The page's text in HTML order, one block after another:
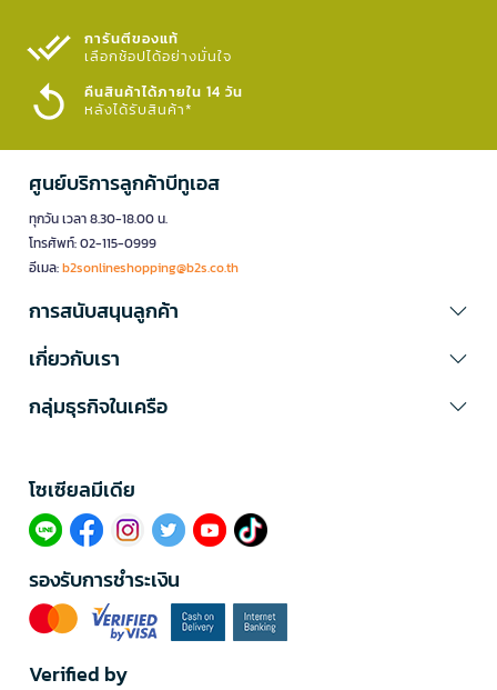
การันตีของแท้
เลือกช้อปได้อย่างมั่นใจ​
คืนสินค้าได้ภายใน 14 วัน
หลังได้รับสินค้า*
ศูนย์บริการลูกค้าบีทูเอส
ทุกวัน เวลา 8.30-18.00 น.
โทรศัพท์: 02-115-0999
อีเมล:b2sonlineshopping@b2s.co.th
การสนับสนุนลูกค้า
เกี่ยวกับเรา
กลุ่มธุรกิจในเครือ
โซเซียลมีเดีย​
รองรับการชำระเงิน
Verified by